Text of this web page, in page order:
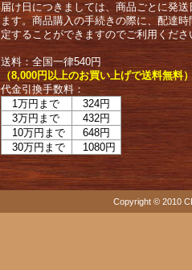
届け日につきましては、商品ごとに発
ます。商品購入の手続きの際に、配達
定することができますのでご利用くださ
送料：全国一律540円
（8,000円以上のお買い上げで送料無料
代金引換手数料：
1万円まで
324円
3万円まで
432円
10万円まで
648円
30万円まで
1080円
Copyright © 2010